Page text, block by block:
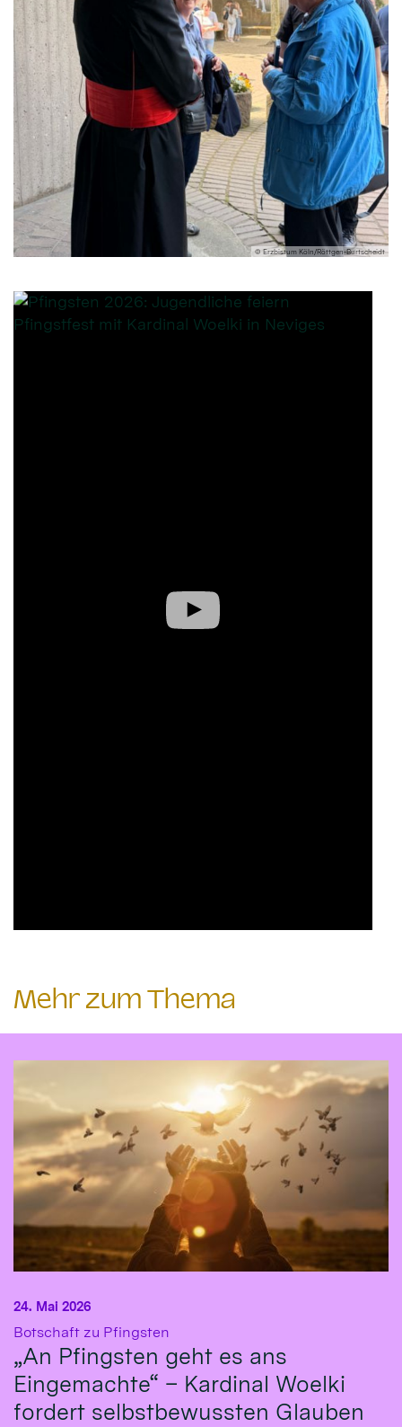
© Erzbistum Köln/Röttgen-Burtscheidt
Mehr zum Thema
Botschaft zu Pfingsten
„An Pfingsten geht es ans
Eingemachte“ – Kardinal Woelki
fordert selbstbewussten Glauben
24. Mai 2026